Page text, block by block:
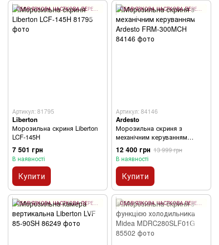
ОБОВ'ЯЗКОВА ЧАСТКОВА ПЕРЕДОПЛАТА 10%
Артикул: 81795
Liberton
Морозильна скриня Liberton
LCF-145H
7 501 грн
В наявності
Купити
ОБОВ'ЯЗКОВА ЧАСТКОВА ПЕРЕДОПЛАТА 10%
Артикул: 84146
Ardesto
Морозильна скриня з
механічним керуванням
Ardesto FRM-300MCH
12 400 грн 13 999 грн
В наявності
Купити